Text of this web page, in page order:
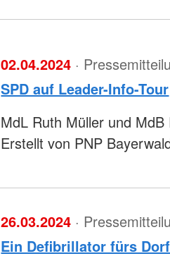
02.04.2024 ·
SPD auf Leader-Info-Tour
MdL Ruth Müller und
Erstellt von PNP
26.03.2024 ·
Ein Defibrillator fürs